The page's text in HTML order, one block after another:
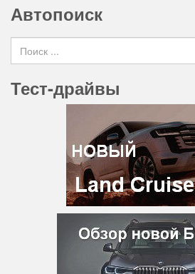
Автопоиск
Search for
Тест-драйвы